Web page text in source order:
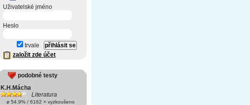
Uživatelské jméno
Heslo
trvale
založit zde účet
podobné testy
K.H.Mácha
Literatura
ø 54.9% / 6162 × vyzkoušeno